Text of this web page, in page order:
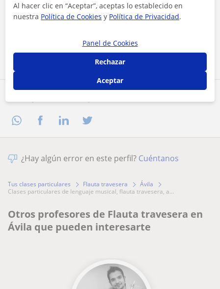
Al hacer clic, aceptas nuestro aviso legaly de privacidad
Contactar ahora
¿Hay algún error en este perfil? Cuéntanos
Tus clases particulares Flauta travesera
Ávila
clases particulares de lenguaje musical, flauta travesera, a...
Otros profesores de Flauta travesera en
Ávila que pueden interesarte
Al hacer clic en “Aceptar”, aceptas lo establecido en
nuestra Política de Cookies y Política de Privacidad.
Panel de Cookies
Rechazar
Aceptar